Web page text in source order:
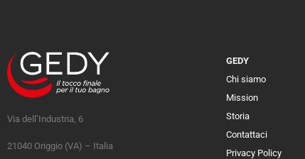
Via dell’Industria, 6
21040 Origgio (VA) – Italia
GEDY
Chi siamo
Mission
Storia
Contattaci
Privacy Policy